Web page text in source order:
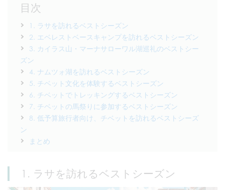
目次
1. ラサを訪れるベストシーズン
2. エベレストベースキャンプを訪れるベストシーズン
3. カイラス山・マーナサローワル湖巡礼のベストシー
ズン
4. ナムツォ湖を訪れるベストシーズン
5. チベット文化を体験するベストシーズン
6. チベットでトレッキングするベストシーズン
7. チベットの馬祭りに参加するベストシーズン
8. 低予算旅行者向け、チベットを訪れるベストシーズ
ン
まとめ
1. ラサを訪れるベストシーズン